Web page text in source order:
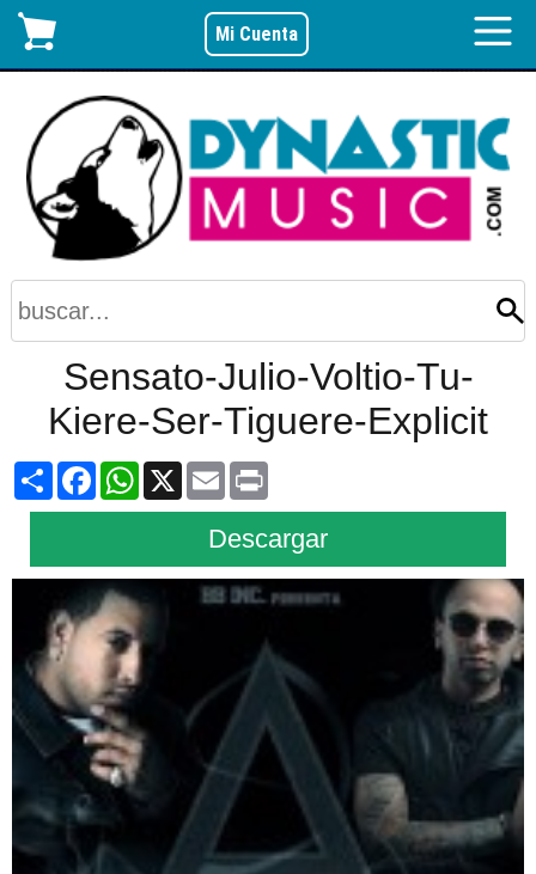
Mi Cuenta
Sensato-Julio-Voltio-Tu-
Kiere-Ser-Tiguere-Explicit
ShareFacebookWhatsApp
X Email
Descargar